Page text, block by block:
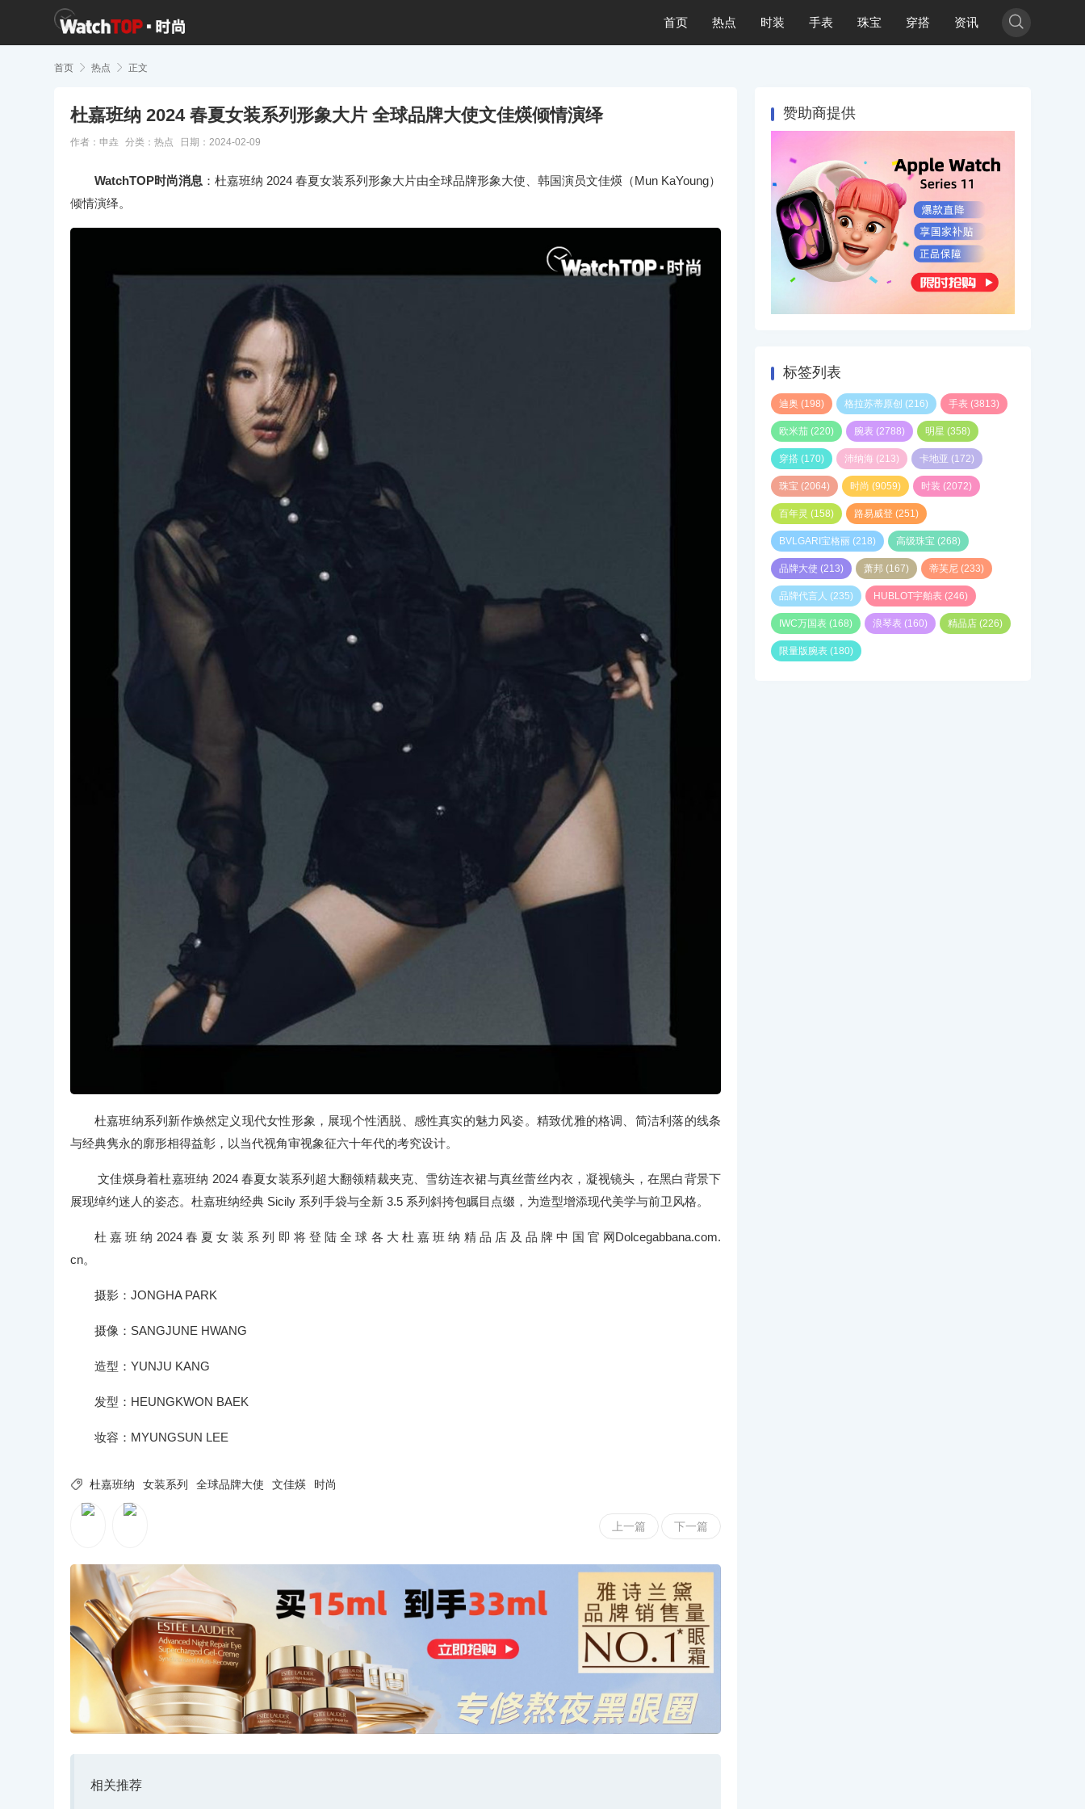
首页 热点 时装 手表 珠宝 穿搭 资讯 
首页  热点  正文
杜嘉班纳 2024 春夏女装系列形象大片 全球品牌大使文佳煐倾情演绎
作者：申垚 分类： 热点 日期：2024-02-09
WatchTOP时尚消息 ：杜嘉班纳 2024 春夏女装系列形象大片由全球品牌形象大使、韩国演员文佳煐（Mun KaYoung）
倾情演绎。
杜嘉班纳系列新作焕然定义现代女性形象，展现个性洒脱、感性真实的魅力风姿。精致优雅的格调、简洁利落的线条
与经典隽永的廓形相得益彰，以当代视角审视象征六十年代的考究设计。
文佳煐身着杜嘉班纳 2024 春夏女装系列超大翻领精裁夹克、雪纺连衣裙与真丝蕾丝内衣，凝视镜头，在黑白背景下
展现绰约迷人的姿态。杜嘉班纳经典 Sicily 系列手袋与全新 3.5 系列斜挎包瞩目点缀，为造型增添现代美学与前卫风格。
杜 嘉 班 纳 2024 春 夏 女 装 系 列 即 将 登 陆 全 球 各 大 杜 嘉 班 纳 精 品 店 及 品 牌 中 国 官 网Dolcegabbana.com.
cn。
摄影：JONGHA PARK
摄像：SANGJUNE HWANG
造型：YUNJU KANG
发型：HEUNGKWON BAEK
妆容：MYUNGSUN LEE
 杜嘉班纳 女装系列 全球品牌大使 文佳煐 时尚
上一篇 下一篇
相关推荐
赞助商提供
标签列表
迪奥 (198) 格拉苏蒂原创 (216) 手表 (3813)
欧米茄 (220) 腕表 (2788) 明星 (358)
穿搭 (170) 沛纳海 (213) 卡地亚 (172)
珠宝 (2064) 时尚 (9059) 时装 (2072)
百年灵 (158) 路易威登 (251)
BVLGARI宝格丽 (218) 高级珠宝 (268)
品牌大使 (213) 萧邦 (167) 蒂芙尼 (233)
品牌代言人 (235) HUBLOT宇舶表 (246)
IWC万国表 (168) 浪琴表 (160) 精品店 (226)
限量版腕表 (180)